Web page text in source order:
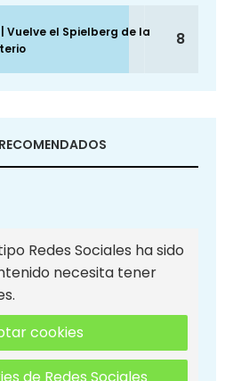
Vuelve el Spielberg de la
8
Redes Sociales ha sido
necesita tener
cookies
de Redes Sociales